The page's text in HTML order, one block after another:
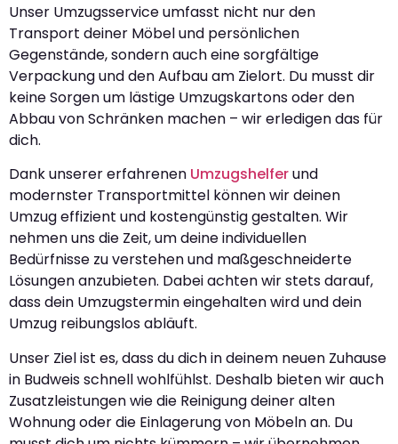
Unser Umzugsservice umfasst nicht nur den
Transport deiner Möbel und persönlichen
Gegenstände, sondern auch eine sorgfältige
Verpackung und den Aufbau am Zielort. Du musst dir
keine Sorgen um lästige Umzugskartons oder den
Abbau von Schränken machen – wir erledigen das für
dich.
Dank unserer erfahrenen Umzugshelferund
modernster Transportmittel können wir deinen
Umzug effizient und kostengünstig gestalten. Wir
nehmen uns die Zeit, um deine individuellen
Bedürfnisse zu verstehen und maßgeschneiderte
Lösungen anzubieten. Dabei achten wir stets darauf,
dass dein Umzugstermin eingehalten wird und dein
Umzug reibungslos abläuft.
Unser Ziel ist es, dass du dich in deinem neuen Zuhause
in Budweis schnell wohlfühlst. Deshalb bieten wir auch
Zusatzleistungen wie die Reinigung deiner alten
Wohnung oder die Einlagerung von Möbeln an. Du